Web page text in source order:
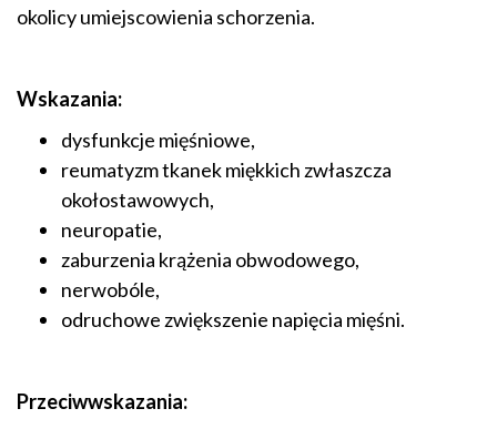
okolicy umiejscowienia schorzenia.
Wskazania:
dysfunkcje mięśniowe,
reumatyzm tkanek miękkich zwłaszcza
okołostawowych,
neuropatie,
zaburzenia krążenia obwodowego,
nerwobóle,
odruchowe zwiększenie napięcia mięśni.
Przeciwwskazania: